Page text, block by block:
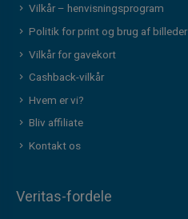
Vilkår – henvisningsprogram
Politik for print og brug af billeder
Vilkår for gavekort
Cashback-vilkår
Hvem er vi?
Bliv affiliate
Kontakt os
Veritas-fordele